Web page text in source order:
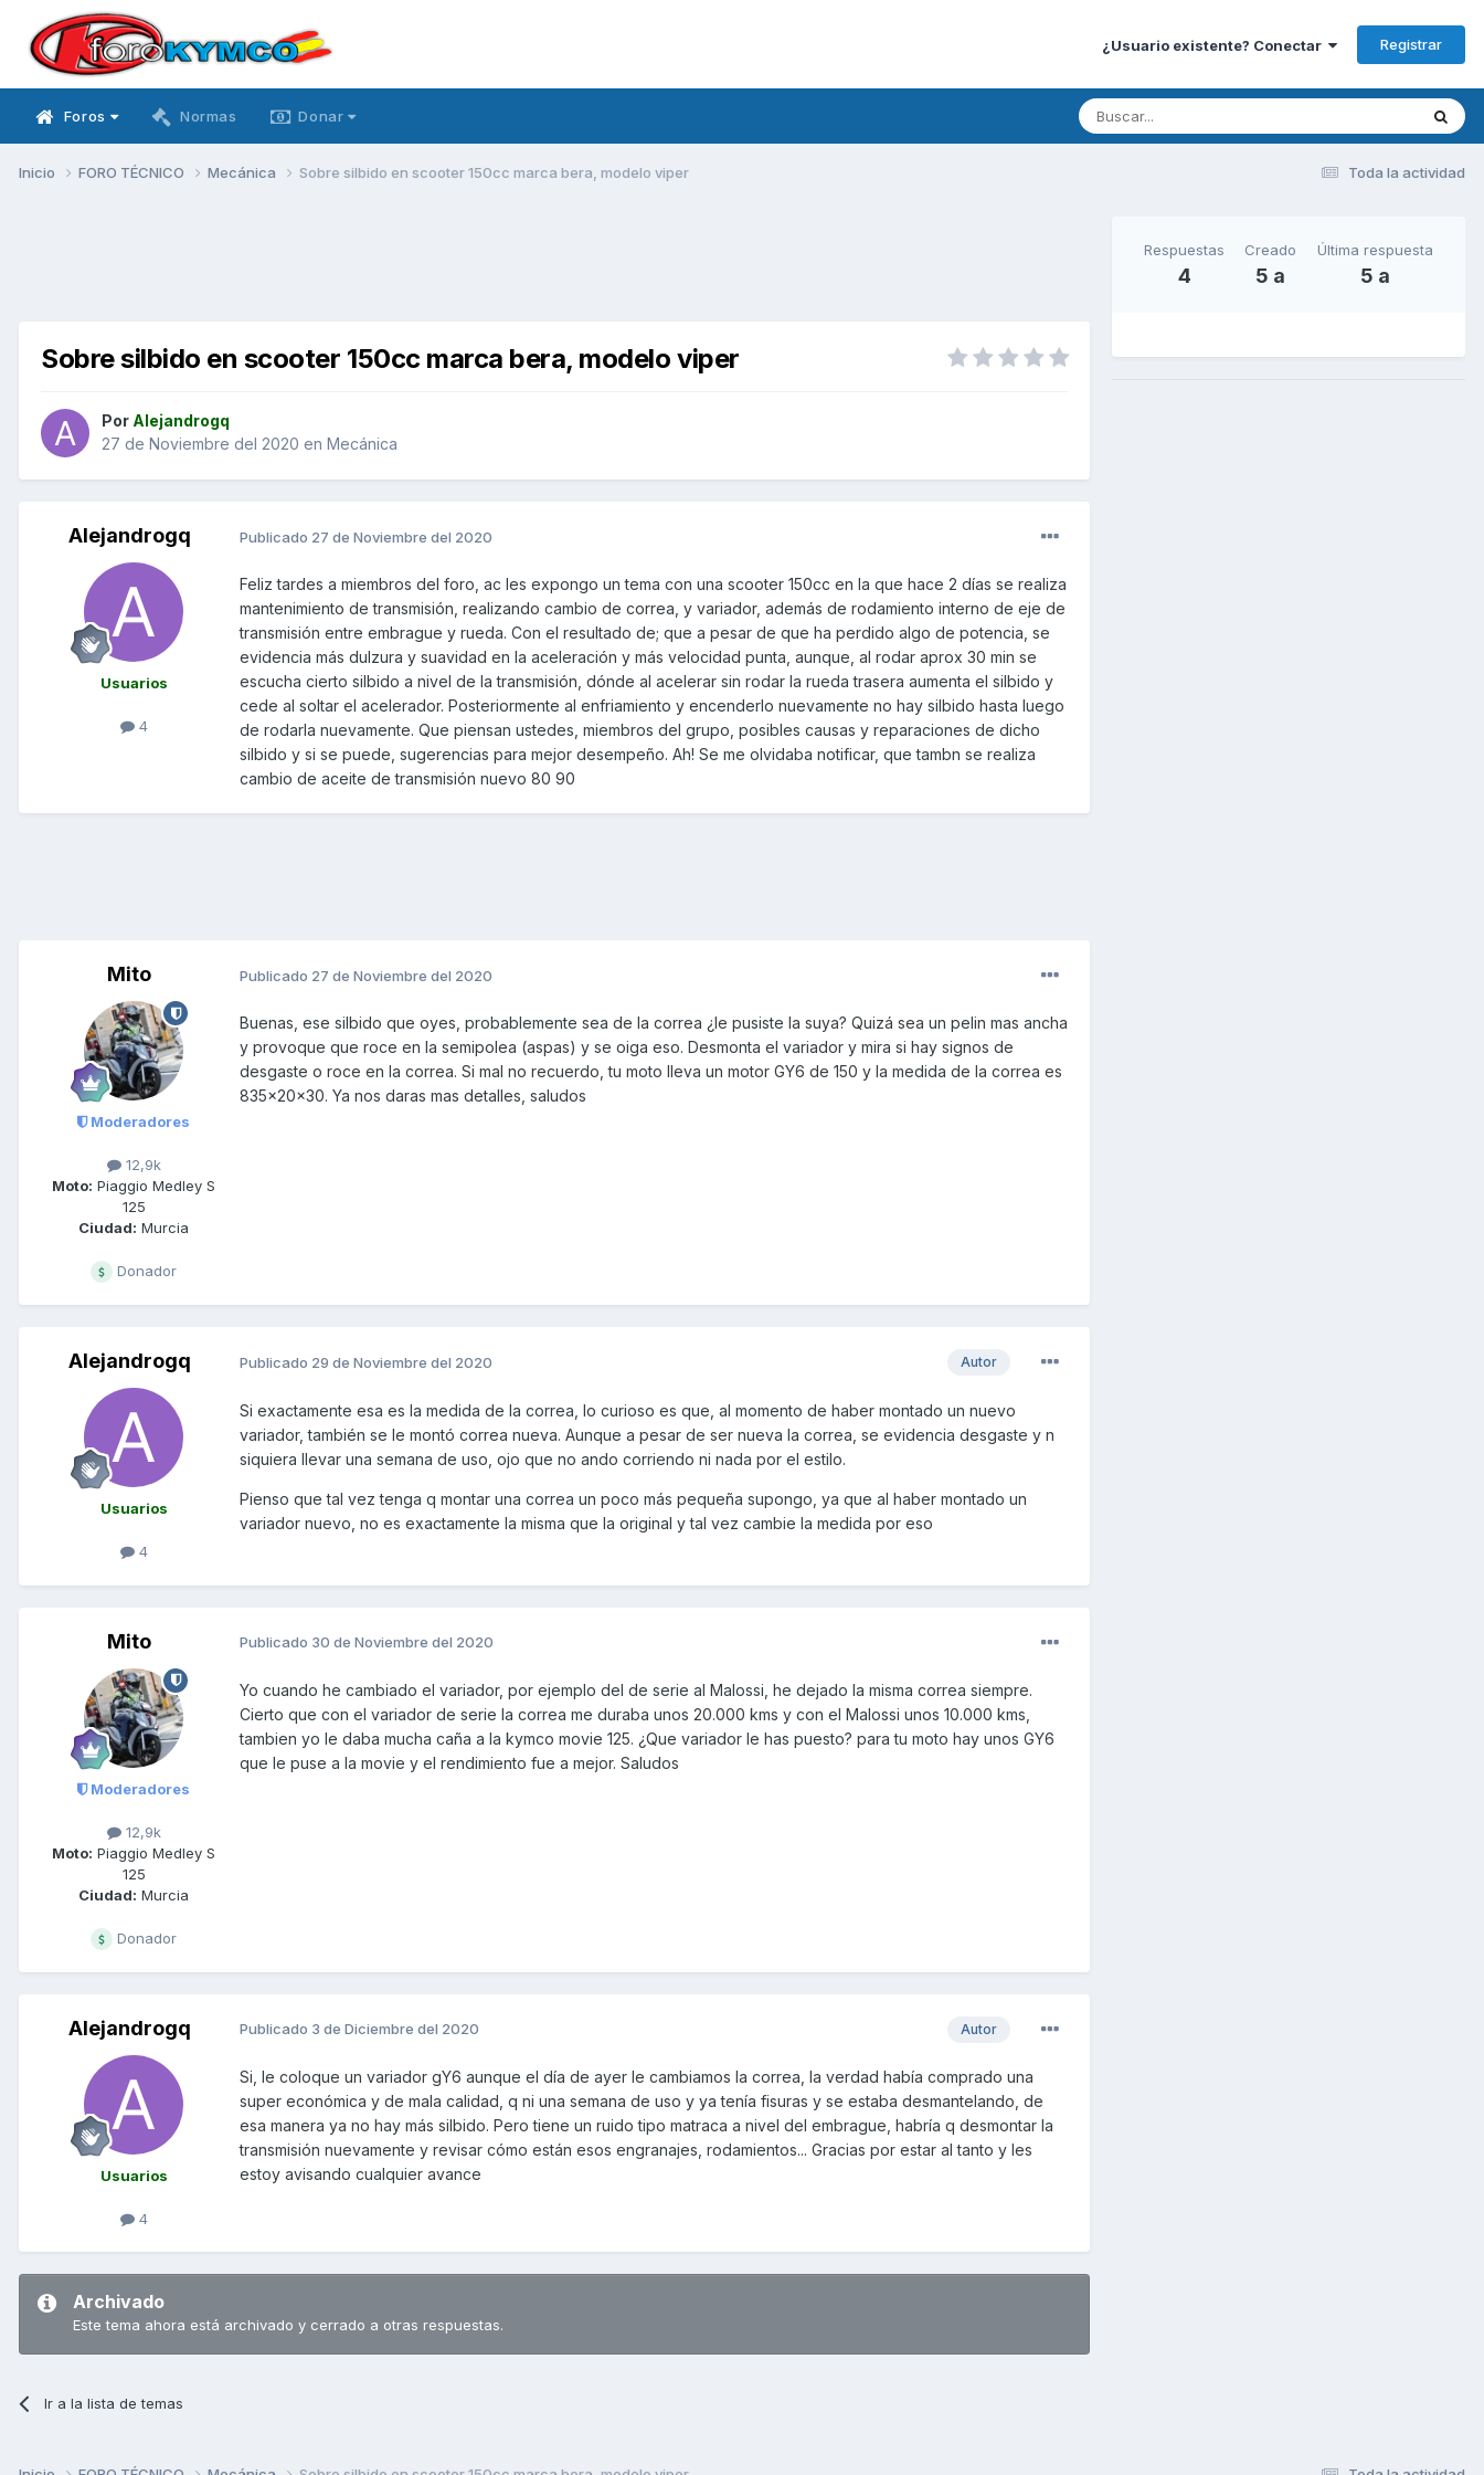
¿Usuario existente? Conectar Registrar
Foros Normas Donar
Toda la actividad
Inicio FORO TÉCNICO Mecánica Sobre silbido en scooter 150cc marca bera, modelo viper
Sobre silbido en scooter 150cc marca bera, modelo viper
Por Alejandrogq
27 de Noviembre del 2020 en Mecánica
Alejandrogq
Usuarios
4
Publicado 27 de Noviembre del 2020
Feliz tardes a miembros del foro, ac les expongo un tema con una scooter 150cc en la que hace 2 días se realiza
mantenimiento de transmisión, realizando cambio de correa, y variador, además de rodamiento interno de eje de
transmisión entre embrague y rueda. Con el resultado de; que a pesar de que ha perdido algo de potencia, se
evidencia más dulzura y suavidad en la aceleración y más velocidad punta, aunque, al rodar aprox 30 min se
escucha cierto silbido a nivel de la transmisión, dónde al acelerar sin rodar la rueda trasera aumenta el silbido y
cede al soltar el acelerador. Posteriormente al enfriamiento y encenderlo nuevamente no hay silbido hasta luego
de rodarla nuevamente. Que piensan ustedes, miembros del grupo, posibles causas y reparaciones de dicho
silbido y si se puede, sugerencias para mejor desempeño. Ah! Se me olvidaba notificar, que tambn se realiza
cambio de aceite de transmisión nuevo 80 90
Mito
Moderadores
12,9k
Moto: Piaggio Medley S
125
Ciudad: Murcia
Donador
Publicado 27 de Noviembre del 2020
Buenas, ese silbido que oyes, probablemente sea de la correa ¿le pusiste la suya? Quizá sea un pelin mas ancha
y provoque que roce en la semipolea (aspas) y se oiga eso. Desmonta el variador y mira si hay signos de
desgaste o roce en la correa. Si mal no recuerdo, tu moto lleva un motor GY6 de 150 y la medida de la correa es
835x20x30. Ya nos daras mas detalles, saludos
Alejandrogq
Usuarios
4
Autor
Publicado 29 de Noviembre del 2020
Si exactamente esa es la medida de la correa, lo curioso es que, al momento de haber montado un nuevo
variador, también se le montó correa nueva. Aunque a pesar de ser nueva la correa, se evidencia desgaste y n
siquiera llevar una semana de uso, ojo que no ando corriendo ni nada por el estilo.
Pienso que tal vez tenga q montar una correa un poco más pequeña supongo, ya que al haber montado un
variador nuevo, no es exactamente la misma que la original y tal vez cambie la medida por eso
Mito
Moderadores
12,9k
Moto: Piaggio Medley S
125
Ciudad: Murcia
Donador
Publicado 30 de Noviembre del 2020
Yo cuando he cambiado el variador, por ejemplo del de serie al Malossi, he dejado la misma correa siempre.
Cierto que con el variador de serie la correa me duraba unos 20.000 kms y con el Malossi unos 10.000 kms,
tambien yo le daba mucha caña a la kymco movie 125. ¿Que variador le has puesto? para tu moto hay unos GY6
que le puse a la movie y el rendimiento fue a mejor. Saludos
Alejandrogq
Usuarios
4
Autor
Publicado 3 de Diciembre del 2020
Si, le coloque un variador gY6 aunque el día de ayer le cambiamos la correa, la verdad había comprado una
super económica y de mala calidad, q ni una semana de uso y ya tenía fisuras y se estaba desmantelando, de
esa manera ya no hay más silbido. Pero tiene un ruido tipo matraca a nivel del embrague, habría q desmontar la
transmisión nuevamente y revisar cómo están esos engranajes, rodamientos... Gracias por estar al tanto y les
estoy avisando cualquier avance
Archivado
Este tema ahora está archivado y cerrado a otras respuestas.
Ir a la lista de temas
Respuestas
4
Creado
5 a
Última respuesta
5 a